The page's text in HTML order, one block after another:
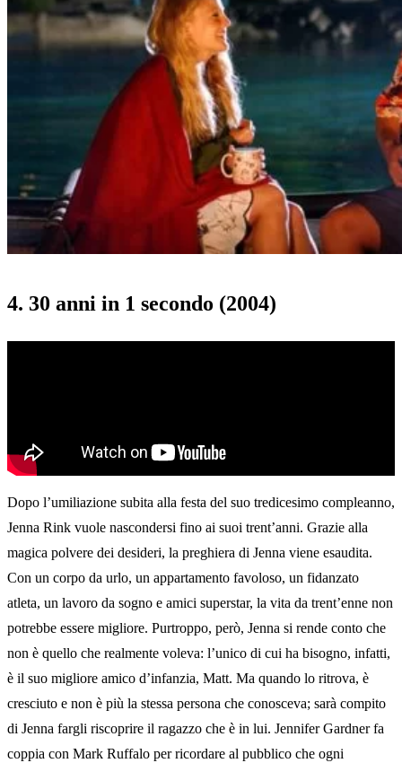
4. 30 anni in 1 secondo (2004)
Dopo l’umiliazione subita alla festa del suo tredicesimo compleanno,
Jenna Rink vuole nascondersi fino ai suoi trent’anni. Grazie alla
magica polvere dei desideri, la preghiera di Jenna viene esaudita.
Con un corpo da urlo, un appartamento favoloso, un fidanzato
atleta, un lavoro da sogno e amici superstar, la vita da trent’enne non
potrebbe essere migliore. Purtroppo, però, Jenna si rende conto che
non è quello che realmente voleva: l’unico di cui ha bisogno, infatti,
è il suo migliore amico d’infanzia, Matt. Ma quando lo ritrova, è
cresciuto e non è più la stessa persona che conosceva; sarà compito
di Jenna fargli riscoprire il ragazzo che è in lui. Jennifer Gardner fa
coppia con Mark Ruffalo per ricordare al pubblico che ogni